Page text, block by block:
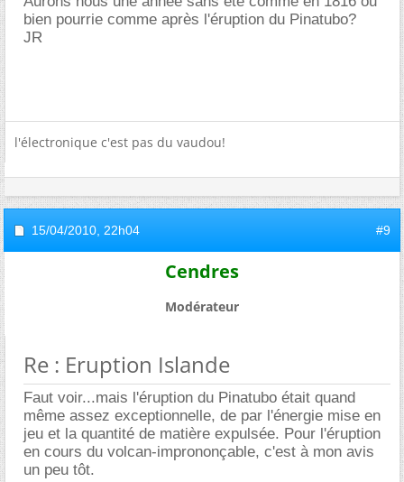
bien pourrie comme après l'éruption du Pinatubo?
JR
l'électronique c'est pas du vaudou!
15/04/2010, 22h04 #9
Cendres
Modérateur
Re : Eruption Islande
Faut voir...mais l'éruption du Pinatubo était quand
même assez exceptionnelle, de par l'énergie mise en
jeu et la quantité de matière expulsée. Pour l'éruption
en cours du volcan-imprononçable, c'est à mon avis
un peu tôt.